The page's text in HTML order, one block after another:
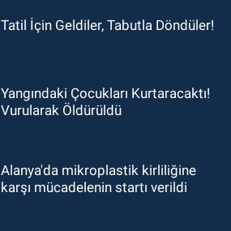
Tatil İçin Geldiler, Tabutla Döndüler!
Yangındaki Çocukları Kurtaracaktı!
Vurularak Öldürüldü
Alanya'da mikroplastik kirliliğine
karşı mücadelenin startı verildi